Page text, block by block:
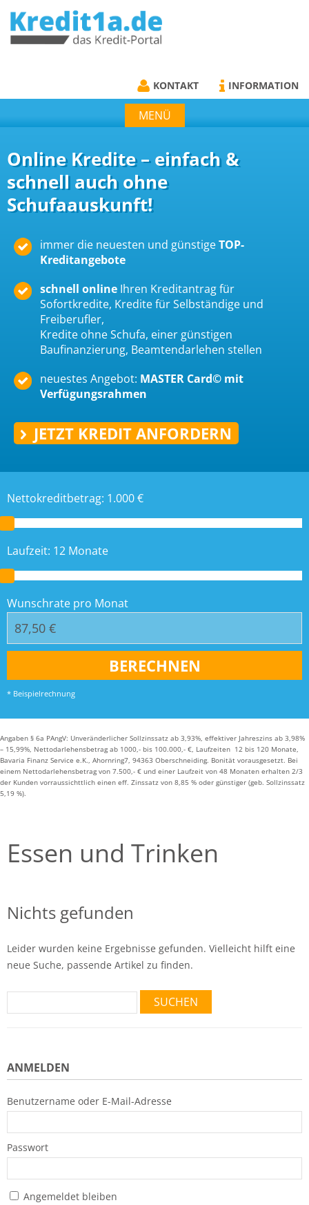
KREDIT1A.DE
KONTAKT INFORMATION
MENÜ
Online Kredite – einfach &
schnell auch ohne
Schufaauskunft!
immer die neuesten und günstigeTOP-
Kreditangebote
schnell online Ihren Kreditantrag für
Sofortkredite, Kredite für Selbständige und
Freiberufler,
Kredite ohne Schufa, einer günstigen
Baufinanzierung, Beamtendarlehen stellen
neuestes Angebot: MASTER Card© mit
Verfügungsrahmen
JETZT KREDIT ANFORDERN
Nettokreditbetrag: 1.000€
Laufzeit: 12 Monate
Wunschrate pro Monat
* Beispielrechnung
Angaben § 6a PAngV: Unveränderlicher Sollzinssatz ab 3,93%, effektiver Jahreszins ab 3,98%
– 15,99%, Nettodarlehensbetrag ab 1000,- bis 100.000,- €, Laufzeiten 12 bis 120 Monate,
Bavaria Finanz Service e.K., Ahornring7, 94363 Oberschneiding. Bonität vorausgesetzt. Bei
einem Nettodarlehensbetrag von 7.500,- € und einer Laufzeit von 48 Monaten erhalten 2/3
der Kunden vorraussichttlich einen eff. Zinssatz von 8,85 % oder günstiger (geb. Sollzinssatz
5,19 %).
Essen und Trinken
Nichts gefunden
Leider wurden keine Ergebnisse gefunden. Vielleicht hilft eine
neue Suche, passende Artikel zu finden.
nach:
ANMELDEN
Benutzername oder E-Mail-Adresse
Passwort
Angemeldet bleiben